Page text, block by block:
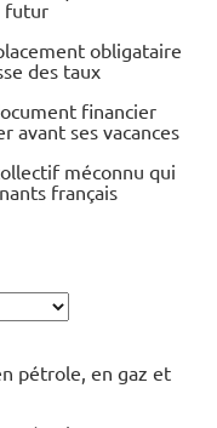
futur
obligataire
des taux
financier
avant ses vacances
méconnu qui
français
pétrole, en gaz et